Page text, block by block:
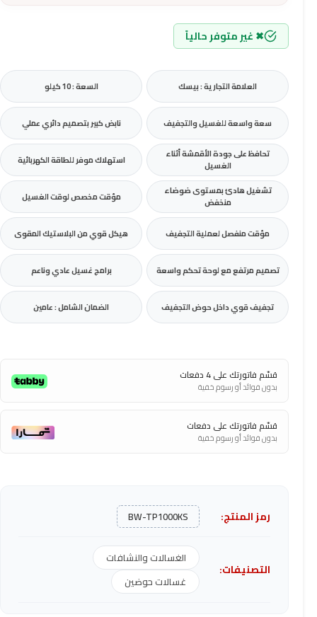
✖ غير متوفر حالياً
العلامة التجارية : بيسك السعة : 10 كيلو
سعة واسعة للغسيل والتجفيف نابض كبير بتصميم دائري عملي
تحافظ على جودة الأقمشة أثناء
الغسيل
استهلاك موفر للطاقة الكهربائية
تشغيل هادئ بمستوى ضوضاء
منخفض
مؤقت مخصص لوقت الغسيل
مؤقت منفصل لعملية التجفيف هيكل قوي من البلاستيك المقوى
تصميم مرتفع مع لوحة تحكم واسعة برامج غسيل عادي وناعم
تجفيف قوي داخل حوض التجفيف الضمان الشامل : عامين
قسّم فاتورتك على 4 دفعات
بدون فوائد أو رسوم خفية
قسّم فاتورتك على دفعات
بدون فوائد أو رسوم خفية
رمز المنتج: BW-TP1000KS
التصنيفات:
الغسالات والنشافات
غسالات حوضين